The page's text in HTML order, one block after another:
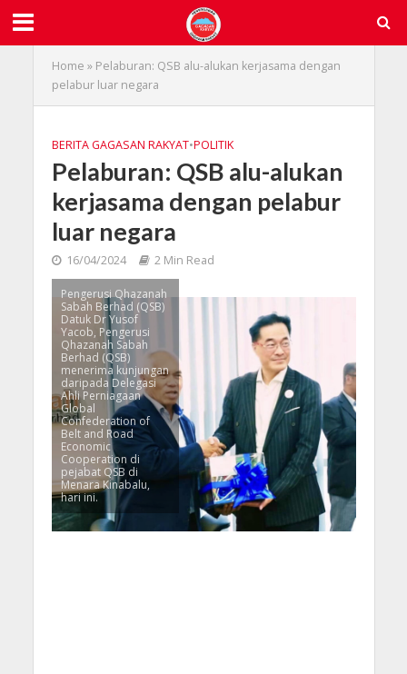
Home » Pelaburan: QSB alu-alukan kerjasama dengan
pelabur luar negara
BERITA GAGASAN RAKYAT•POLITIK
Pelaburan: QSB alu-alukan
kerjasama dengan pelabur
luar negara
16/04/2024 2 Min Read
Pengerusi Qhazanah
Sabah Berhad (QSB)
Datuk Dr Yusof
Yacob, Pengerusi
Qhazanah Sabah
Berhad (QSB)
menerima kunjungan
daripada Delegasi
Ahli Perniagaan
Global
Confederation of
Belt and Road
Economic
Cooperation di
pejabat QSB di
Menara Kinabalu,
hari ini.